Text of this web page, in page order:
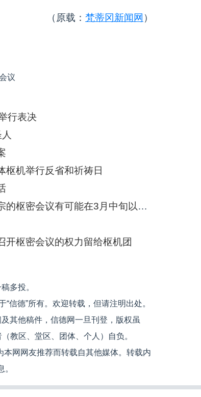
（原载： 梵蒂冈新闻网 ）
议
行表决
枢机举行反省和祈祷日
罗马：圣座新闻室主任隆巴尔迪神父表示，选教宗的枢密会议有可能在3月中旬以前召开，教宗将在冈道尔夫堡停留两个月
开枢密会议的权力留给枢机团
多投。
信德”所有。欢迎转载，但请注明出处。
其他稿件，信德网一旦刊登，版权虽
教区、堂区、团体、个人）自负。
本网网友推荐而转载自其他媒体。转载内